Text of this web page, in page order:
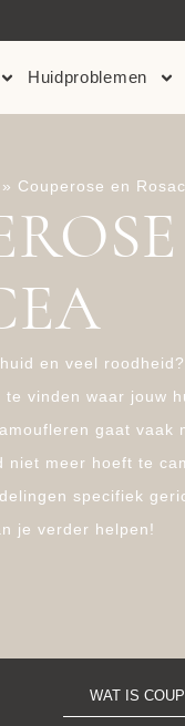
Huidproblemen
» Couperose en
en veel
vinden waar jouw
gaat vaak
niet meer hoeft te
specifiek
je verder helpen!
WAT IS